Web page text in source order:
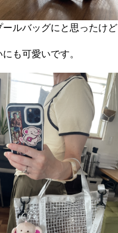
ルバッグにと思ったけど
も可愛いです。